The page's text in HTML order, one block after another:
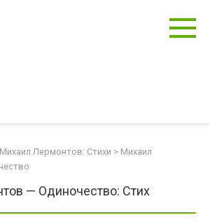
Лермонтов: Стихи > Михаил
— Одиночество: Стих